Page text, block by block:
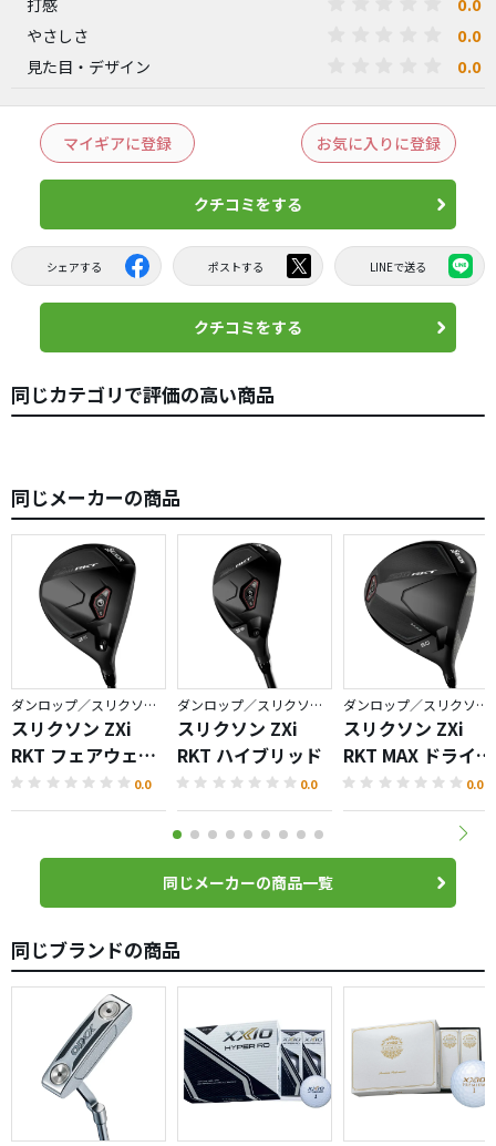
やさしさ 0.0
見た目・デザイン 0.0
マイギアに登録 お気に入りに登録
クチコミをする
シェアする ポストする LINEで送る
クチコミをする
同じカテゴリで評価の高い商品
同じメーカーの商品
ダンロップ／スリクソン ZXi RKT
スリクソン ZXi
RKT フェアウェイ
ウッド
0.0
ダンロップ／スリクソン ZXi RKT
スリクソン ZXi
RKT ハイブリッド
0.0
ダンロップ／スリクソン ZXi RKT
スリクソン ZXi
RKT MAX ドライバ
ー
0.0
同じメーカーの商品一覧
同じブランドの商品